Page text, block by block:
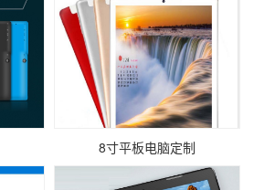
8寸平板电脑定制